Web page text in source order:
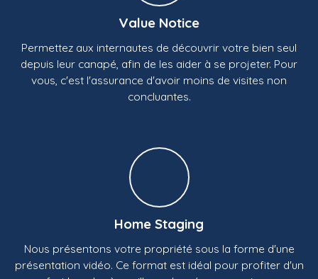
Value Notice
Permettez aux internautes de découvrir votre bien seul
depuis leur canapé, afin de les aider à se projeter. Pour
vous, c'est l'assurance d'avoir moins de visites non
concluantes.
Home Staging
Nous présentons votre propriété sous la forme d'une
présentation vidéo. Ce format est idéal pour profiter d'un